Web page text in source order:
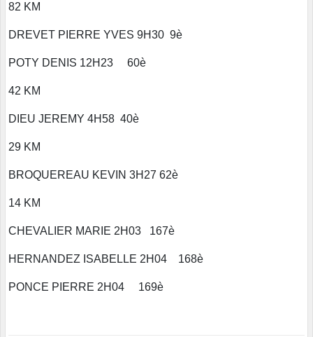
82 KM
DREVET PIERRE YVES 9H30 9è
POTY DENIS 12H23 60è
42 KM
DIEU JEREMY 4H58 40è
29 KM
BROQUEREAU KEVIN 3H27 62è
14 KM
CHEVALIER MARIE 2H03 167è
HERNANDEZ ISABELLE 2H04 168è
PONCE PIERRE 2H04 169è